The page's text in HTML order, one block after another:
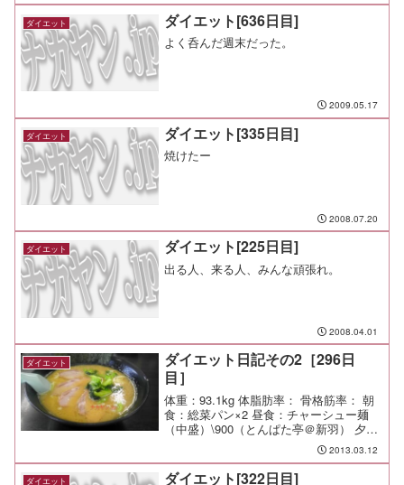
ダイエット ダイエット[636日目]
よく呑んだ週末だった。
2009.05.17
ダイエット ダイエット[335日目]
焼けたー
2008.07.20
ダイエット ダイエット[225日目]
出る人、来る人、みんな頑張れ。
2008.04.01
ダイエット
ダイエット日記その2［296日
目］
体重：93.1kg 体脂肪率： 骨格筋率： 朝
食：総菜パン×2 昼食：チャーシュー麺
（中盛）\900（とんぱた亭＠新羽） 夕
食：WBC見たさに仕事上がりの一杯（福
耳＠天王町） 間食： 運動： メモ：野球
ファンに囲まれると話題についていくの
2013.03.12
ダイエット ダイエット[322日目]